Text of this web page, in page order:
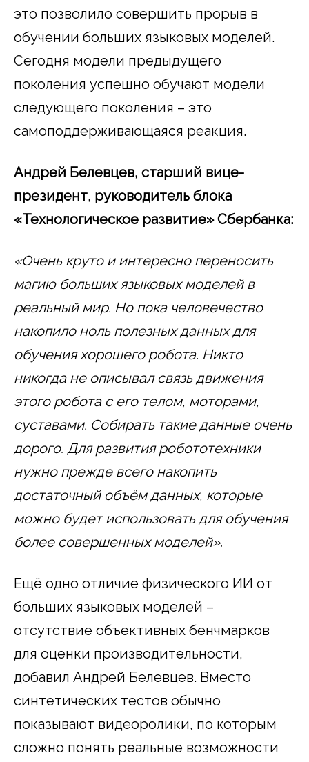
это позволило совершить прорыв в
обучении больших языковых моделей.
Сегодня модели предыдущего
поколения успешно обучают модели
следующего поколения – это
самоподдерживающаяся реакция.
Андрей Белевцев, старший вице-
президент, руководитель блока
«Технологическое развитие» Сбербанка:
«Очень круто и интересно переносить
магию больших языковых моделей в
реальный мир. Но пока человечество
накопило ноль полезных данных для
обучения хорошего робота. Никто
никогда не описывал связь движения
этого робота с его телом, моторами,
суставами. Собирать такие данные очень
дорого. Для развития робототехники
нужно прежде всего накопить
достаточный объём данных, которые
можно будет использовать для обучения
более совершенных моделей».
Ещё одно отличие физического ИИ от
больших языковых моделей –
отсутствие объективных бенчмарков
для оценки производительности,
добавил Андрей Белевцев. Вместо
синтетических тестов обычно
показывают видеоролики, по которым
сложно понять реальные возможности